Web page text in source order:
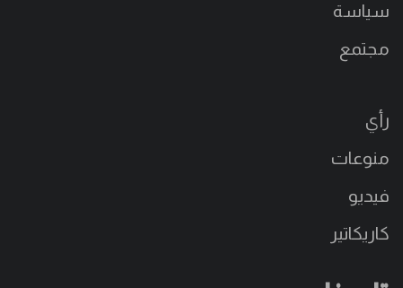
سياسة
مجتمع
رأي
منوعات
فيديو
كاريكاتير